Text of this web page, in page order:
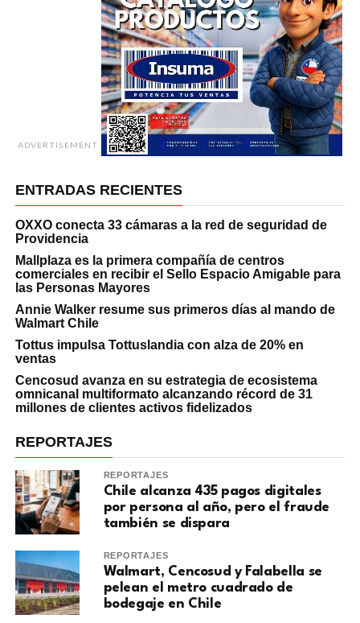
ADVERTISEMENT
ENTRADAS RECIENTES
OXXO conecta 33 cámaras a la red de seguridad de
Providencia
Mallplaza es la primera compañía de centros
comerciales en recibir el Sello Espacio Amigable para
las Personas Mayores
Annie Walker resume sus primeros días al mando de
Walmart Chile
Tottus impulsa Tottuslandia con alza de 20% en
ventas
Cencosud avanza en su estrategia de ecosistema
omnicanal multiformato alcanzando récord de 31
millones de clientes activos fidelizados
REPORTAJES
REPORTAJES
Chile alcanza 435 pagos digitales
por persona al año, pero el fraude
también se dispara
REPORTAJES
Walmart, Cencosud y Falabella se
pelean el metro cuadrado de
bodegaje en Chile